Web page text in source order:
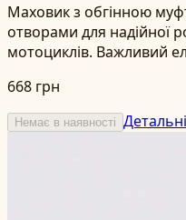
Маховик з обгінною
отворами для надійної
мотоциклів. Важливий
668 грн
Немає в наявності